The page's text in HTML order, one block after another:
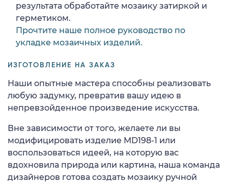
результата обработайте мозаику затиркой и
герметиком.
Прочтите наше полное руководство по
укладке мозаичных изделий.
ИЗГОТОВЛЕНИЕ НА ЗАКАЗ
Наши опытные мастера способны реализовать
любую задумку, превратив вашу идею в
непревзойденное произведение искусства.
Вне зависимости от того, желаете ли вы
модифицировать изделие MD198-1 или
воспользоваться идеей, на которую вас
вдохновила природа или картина, наша команда
дизайнеров готова создать мозаику ручной